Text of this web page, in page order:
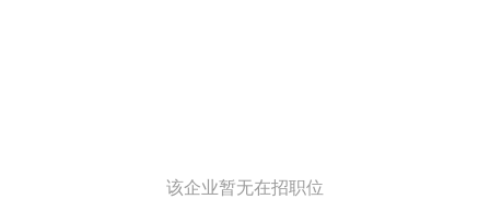
该企业暂无在招职位